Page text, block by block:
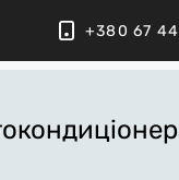
+380 67